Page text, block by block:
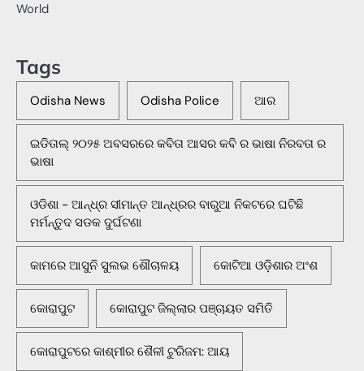
World
Tags
Odisha News Odisha Police ଆର
ଇଡିତାଲ୍ ୨୦୨୫ ଅବସରରେ କବିତା ଆସର କବି ର ଭାଷା ନିରବତା ର
ଭାଷା
ଓଡିଶା - ଆନ୍ଧ୍ର ସୀମାନ୍ତ ଆନ୍ଧ୍ରର ବାରୁଆ ନିକଟରେ ଘଟିଛି
ମର୍ମନ୍ତୁଦ ସଡକ ଦୁର୍ଘଟଣା
କାମରେ ଆସୁନି ସୁଲଭ ଶୌଚାଳୟ କୋଟିଆ ଓଡ଼ିଶାର ଅଂଶ
କୋରାପୁଟ କୋରାପୁଟ ଜିଲ୍ଲାର ପଞ୍ଚାୟତ ସମିତି
କୋରାପୁଟରେ କାଶ୍ମୀର ଶୈଳୀ ଟୁରିଜମ: ଆୟ